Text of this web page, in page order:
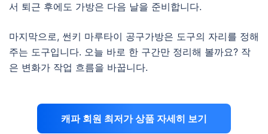
서 퇴근 후에도 가방은 다음 날을 준비합니다.
마지막으로, 썬키 마루타이 공구가방은 도구의 자리를 정해
주는 도구입니다. 오늘 바로 한 구간만 정리해 볼까요? 작
은 변화가 작업 흐름을 바꿉니다.
캐파 회원 최저가 상품 자세히 보기